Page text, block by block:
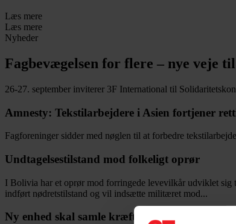
Læs mere
Læs mere
Nyheder
Fagbevægelsen for flere – nye veje
26-27. september inviterer 3F International til
Amnesty: Tekstilarbejdere i Asien fortjener
Fagforeninger sidder med nøglen til at forbedre
Undtagelsestilstand mod folkeligt oprør
I Bolivia har et oprør mod forringede levevilkår udviklet sig
indført nødretstilstand og vil indsætte militæret mod...
Ny enhed skal samle kræfterne om EU og